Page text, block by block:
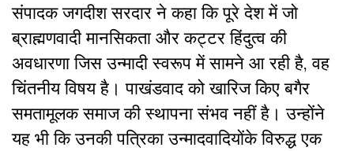
संपादक जगदीश सरदार ने कहा कि पूरे देश में जो
ब्राह्मणवादी मानसिकता और कट्टर हिंदुत्व की
अवधारणा जिस उन्मादी स्वरूप में सामने आ रही है, वह
चिंतनीय विषय है। पाखंडवाद को खारिज किए बगैर
समतामूलक समाज की स्थापना संभव नहीं है। उन्होंने
यह भी कि उनकी पत्रिका उन्मादवादियोंके विरुद्ध एक